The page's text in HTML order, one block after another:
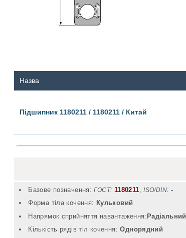
Назва
Підшипник 1180211 / 1180211 / Китай
Базове позначення: ГОСТ: 1180211,ISO/DIN: -
Форма тіла кочення: Кульковий
Напрямок сприйняття навантаження: Радіальний
Кількість рядів тіл кочення:Однорядний